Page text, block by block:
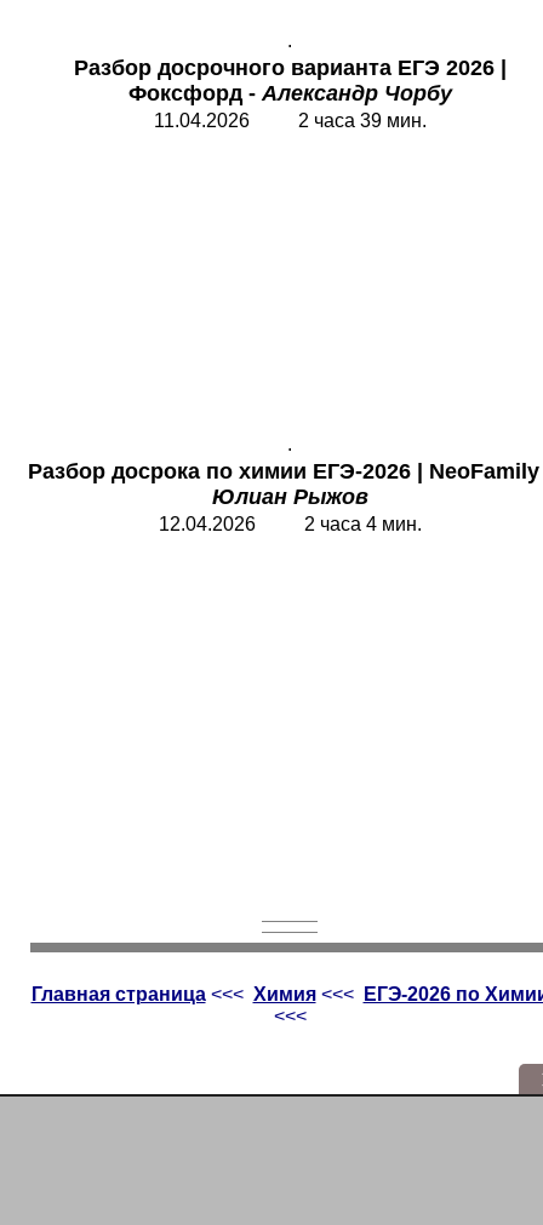
.
Разбор досрочного варианта ЕГЭ 2026|
Фоксфорд -Александр Чорбу
11.04.2026 2 часа 39 мин.
.
Разбор досрока по химии ЕГЭ-2026| NeoFamily
Юлиан Рыжов
12.04.2026 2 часа 4 мин.
Главная страница<<< Химия<<<
ЕГЭ-2026 по
<<<